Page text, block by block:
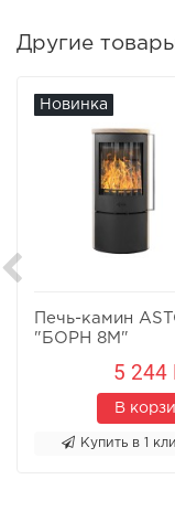
Другие
Новинка
Печь-камин
"БОРН 8М"
5 244
В
Купить в 1